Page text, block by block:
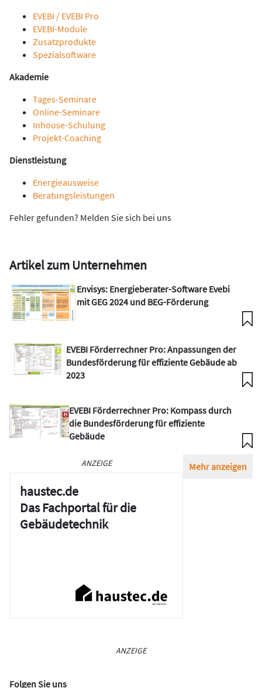
EVEBI / EVEBI Pro
EVEBI-Module
Zusatzprodukte
Spezialsoftware
Akademie
Tages-Seminare
Online-Seminare
Inhouse-Schulung
Projekt-Coaching
Dienstleistung
Energieausweise
Beratungsleistungen
Fehler gefunden? Melden Sie sich bei uns
Artikel zum Unternehmen
Envisys: Energieberater-Software Evebi
mit GEG 2024 und BEG-Förderung
EVEBI Förderrechner Pro: Anpassungen der
Bundesförderung für effiziente Gebäude ab
2023
EVEBI Förderrechner Pro: Kompass durch
die Bundesförderung für effiziente
Gebäude
Mehr anzeigen
ANZEIGE
haustec.de
Das Fachportal für die
Gebäudetechnik
ANZEIGE
Folgen Sie uns